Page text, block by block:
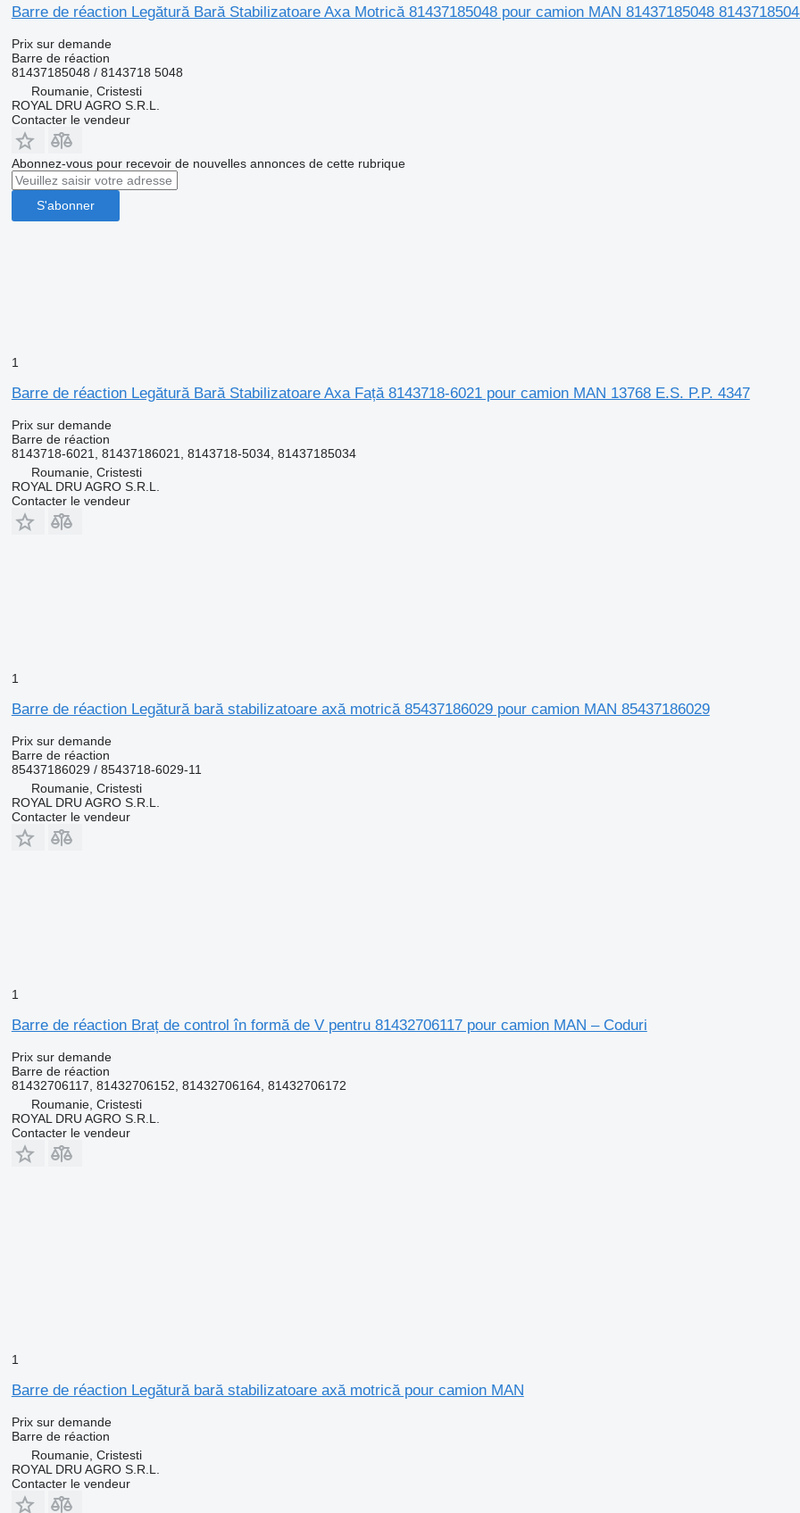
Barre de réaction Legătură Bară Stabilizatoare Axa Motrică 81437185048 pour camion MAN 81437185048
Prix sur demande
Barre de réaction
81437185048 / 8143718 5048
Roumanie, Cristesti
ROYAL DRU AGRO S.R.L.
Contacter le vendeur
Abonnez-vous pour recevoir de nouvelles annonces de cette rubrique
S'abonner
1
Barre de réaction Legătură Bară Stabilizatoare Axa Față 8143718-6021 pour camion MAN 13768 E.S. P.P. 4347
Prix sur demande
Barre de réaction
8143718-6021, 81437186021, 8143718-5034, 81437185034
Roumanie, Cristesti
ROYAL DRU AGRO S.R.L.
Contacter le vendeur
1
Barre de réaction Legătură bară stabilizatoare axă motrică 85437186029 pour camion MAN 85437186029
Prix sur demande
Barre de réaction
85437186029 / 8543718-6029-11
Roumanie, Cristesti
ROYAL DRU AGRO S.R.L.
Contacter le vendeur
1
Barre de réaction Braț de control în formă de V pentru 81432706117 pour camion MAN – Coduri
Prix sur demande
Barre de réaction
81432706117, 81432706152, 81432706164, 81432706172
Roumanie, Cristesti
ROYAL DRU AGRO S.R.L.
Contacter le vendeur
1
Barre de réaction Legătură bară stabilizatoare axă motrică pour camion MAN
Prix sur demande
Barre de réaction
Roumanie, Cristesti
ROYAL DRU AGRO S.R.L.
Contacter le vendeur